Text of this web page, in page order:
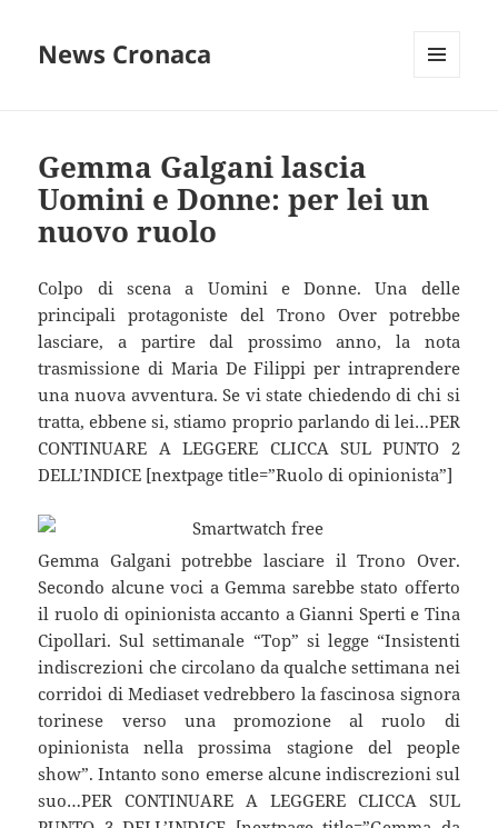
News Cronaca
Gemma Galgani lascia
Uomini e Donne: per lei un
nuovo ruolo
Colpo di scena a Uomini e Donne. Una delle
principali protagoniste del Trono Over potrebbe
lasciare, a partire dal prossimo anno, la nota
trasmissione di Maria De Filippi per intraprendere
una nuova avventura. Se vi state chiedendo di chi si
tratta, ebbene si, stiamo proprio parlando di lei…PER
CONTINUARE A LEGGERE CLICCA SUL PUNTO 2
DELL’INDICE [nextpage title=”Ruolo di opinionista”]
Gemma Galgani potrebbe lasciare il Trono Over.
Secondo alcune voci a Gemma sarebbe stato offerto
il ruolo di opinionista accanto a Gianni Sperti e Tina
Cipollari. Sul settimanale “Top” si legge “Insistenti
indiscrezioni che circolano da qualche settimana nei
corridoi di Mediaset vedrebbero la fascinosa signora
torinese verso una promozione al ruolo di
opinionista nella prossima stagione del people
show”. Intanto sono emerse alcune indiscrezioni sul
suo…PER CONTINUARE A LEGGERE CLICCA SUL